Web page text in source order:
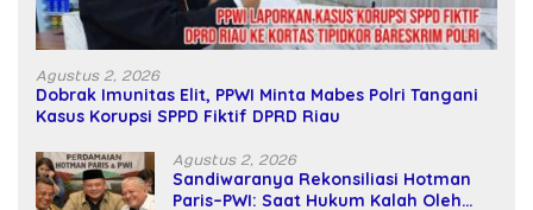
Agustus 2, 2026
Dobrak Imunitas Elit, PPWI Minta Mabes Polri Tangani
Kasus Korupsi SPPD Fiktif DPRD Riau
Agustus 2, 2026
Sandiwaranya Rekonsiliasi Hotman
Paris–PWI: Saat Hukum Kalah Oleh